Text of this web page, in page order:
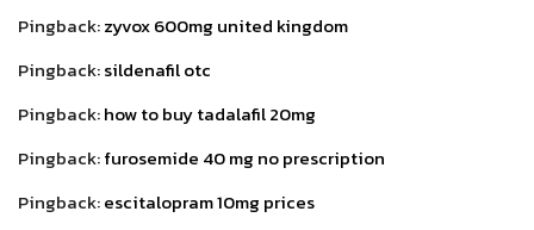
Pingback:zyvox 600mg united kingdom
Pingback:sildenafil otc
Pingback:how to buy tadalafil 20mg
Pingback:furosemide 40 mg no prescription
Pingback:escitalopram 10mg prices